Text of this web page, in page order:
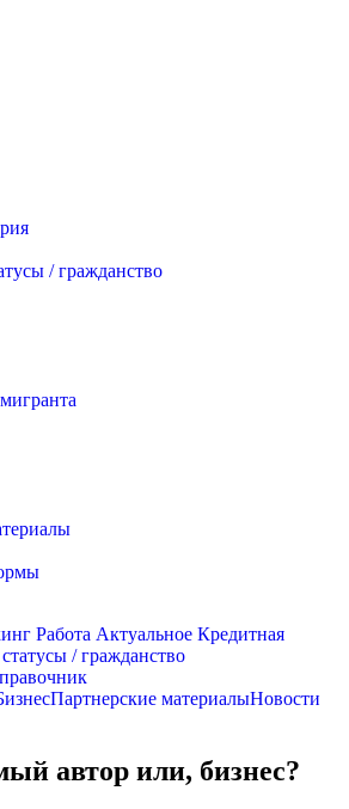
/ гражданство
Работа Актуальное Кредитная
/ гражданство
Партнерские материалыНовости
автор или, бизнес?